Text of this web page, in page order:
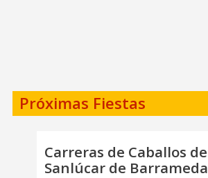
Próximas Fiestas
Carreras de Caballos de
Sanlúcar de Barrameda